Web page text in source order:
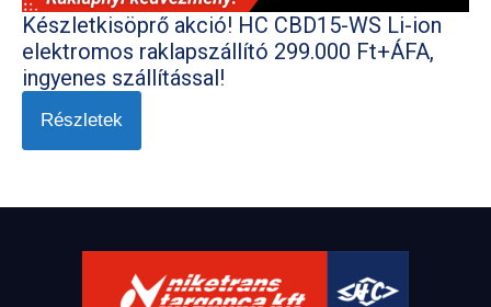
Készletkisöprő akció! HC CBD15-WS Li-ion
elektromos raklapszállító 299.000 Ft+ÁFA,
ingyenes szállítással!
Részletek